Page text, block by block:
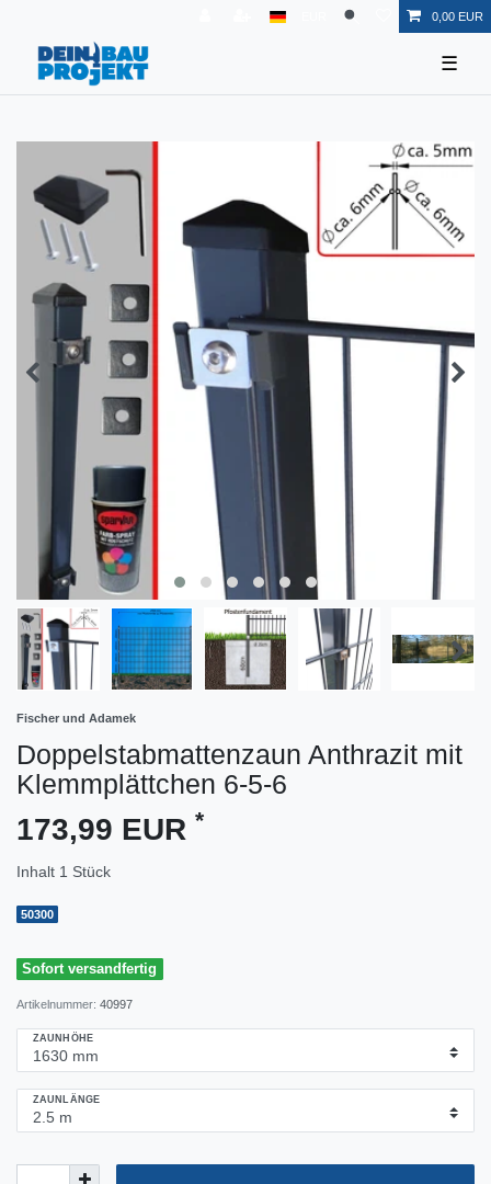
0,00 EUR
☰
Fischer und Adamek
Doppelstabmattenzaun Anthrazit mit
Klemmplättchen 6-5-6
173,99 EUR *
Inhalt 1 Stück
50300
Sofort versandfertig
Artikelnummer: 40997
ZAUNHÖHE
ZAUNLÄNGE